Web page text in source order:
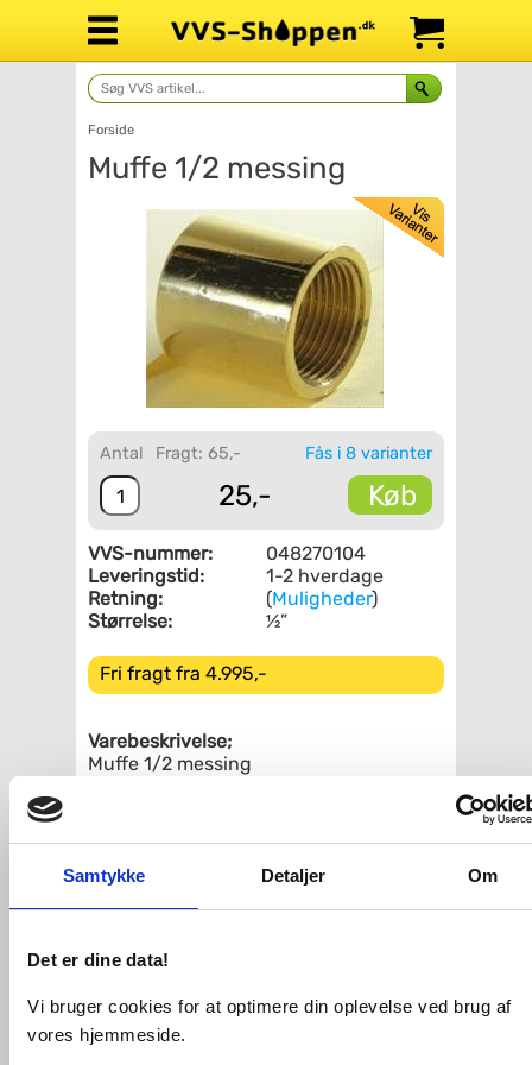
Samtykke Detaljer Om
Det er dine data!
Vi bruger cookies for at optimere din oplevelse ved brug af
vores hjemmeside.
Forside
Muffe 1/2 messing
Fås i 8 varianter
Antal Fragt: 65,-
25,- Køb
VVS-nummer:
048270104
Leveringstid:
1-2 hverdage
Retning:
(Muligheder)
Størrelse:
½”
Fri fragt fra 4.995,-
Varebeskrivelse;
Muffe 1/2 messing
Heglet hør (pakgarn) -